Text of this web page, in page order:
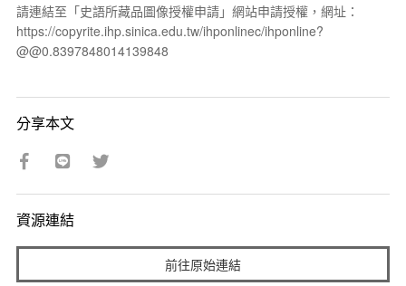
請連結至「史語所藏品圖像授權申請」網站申請授權，網址：
https://copyrite.ihp.sinica.edu.tw/ihponlinec/ihponline?
@@0.8397848014139848
分享本文
資源連結
前往原始連結